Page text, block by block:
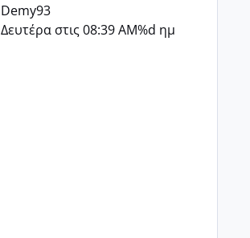
Demy93
Δευτέρα στις 08:39 AM%d ημ